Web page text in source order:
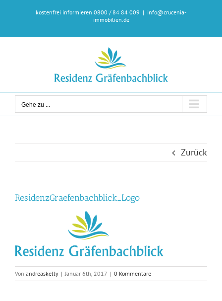
kostenfrei informieren 0800 / 84 84 009 | info@crucenia-
immobilien.de
Gehe zu ...
Zurück
ResidenzGraefenbachblick_Logo
Von andreaskelly | Januar 6th, 2017 | 0 Kommentare